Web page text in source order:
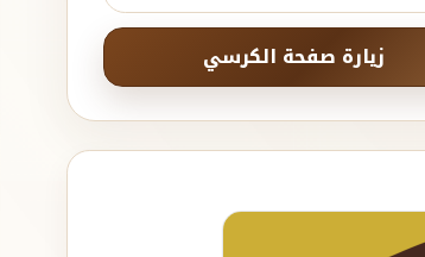
زيارة صفحة الكرسي